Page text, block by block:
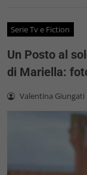
Serie Tv e Fiction
Un Posto al
di Mariella:
Valentina Giungati